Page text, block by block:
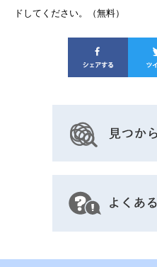
ドしてください。（無料）